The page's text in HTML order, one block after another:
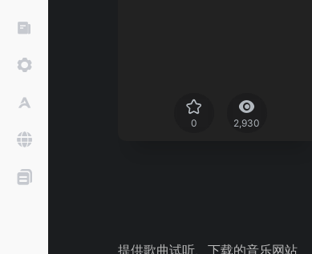
0 2,930
提供歌曲试听、下载的音乐网站